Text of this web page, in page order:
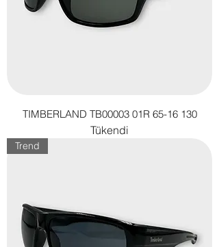
TIMBERLAND TB00003 01R 65-16 130
Tükendi
Trend